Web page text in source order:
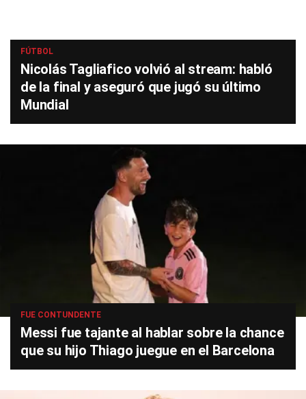
FÚTBOL
Nicolás Tagliafico volvió al stream: habló
de la final y aseguró que jugó su último
Mundial
FUE CONTUNDENTE
Messi fue tajante al hablar sobre la chance
que su hijo Thiago juegue en el Barcelona